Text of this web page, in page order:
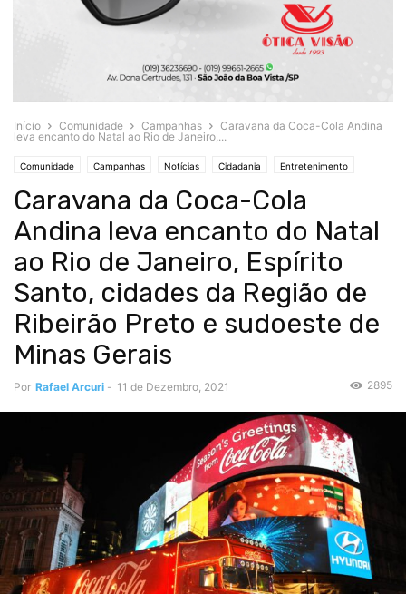
Início Comunidade Campanhas
Caravana da Coca-Cola Andina
leva encanto do Natal ao Rio de Janeiro,...
Comunidade Campanhas Notícias Cidadania Entretenimento
Eventos
Caravana da Coca-Cola
Andina leva encanto do Natal
ao Rio de Janeiro, Espírito
Santo, cidades da Região de
Ribeirão Preto e sudoeste de
Minas Gerais
Por Rafael Arcuri - 11 de Dezembro, 2021 2895